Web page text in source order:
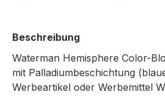
Beschreibung
Waterman Hemisphere Color-
mit Palladiumbeschichtung
Werbeartikel oder Werbemittel